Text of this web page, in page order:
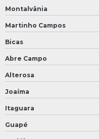
Montalvânia
Martinho Campos
Bicas
Abre Campo
Alterosa
Joaíma
Itaguara
Guapé